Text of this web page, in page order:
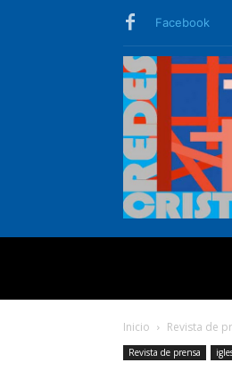
Facebook
Inicio Revista de
Revista de prensa